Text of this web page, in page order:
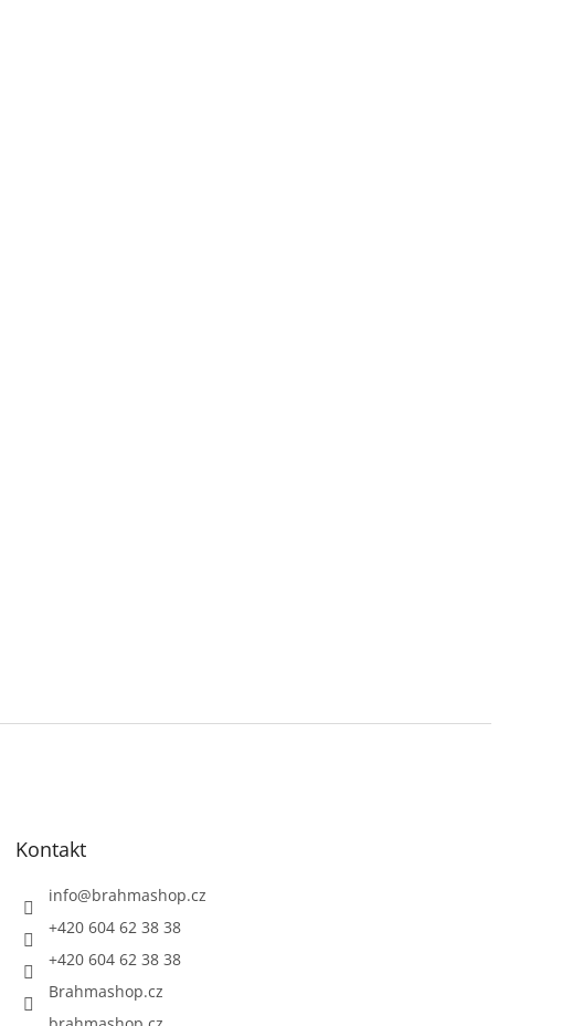
Kontakt
info@brahmashop.cz
+420 604 62 38 38
+420 604 62 38 38
Brahmashop.cz